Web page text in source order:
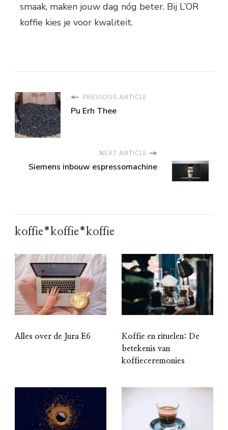
smaak, maken jouw dag nóg beter. Bij L’OR
koffie kies je voor kwaliteit.
PREVIOUS ARTICLE
Pu Erh Thee
NEXT ARTICLE
Siemens inbouw espressomachine
koffie*koffie*koffie
Alles over de Jura E6
Koffie en rituelen: De
betekenis van
koffieceremonies